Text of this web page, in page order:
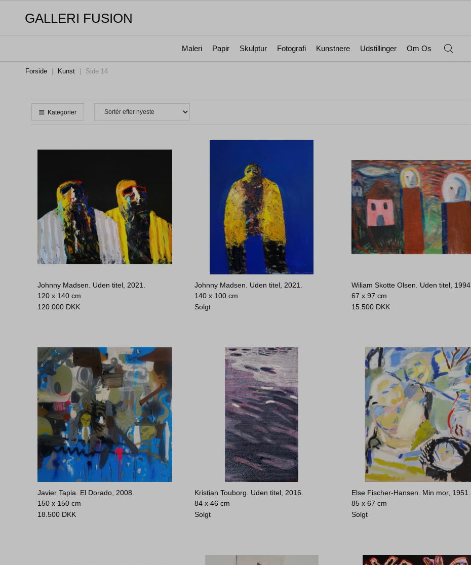
GALLERI FUSION
Maleri Papir Skulptur Fotografi Kunstnere Udstillinger Om Os
Forside Kunst Side 14
Kategorier
Johnny Madsen. Uden titel, 2021.
120 x 140 cm
120.000 DKK
Johnny Madsen. Uden titel, 2021.
140 x 100 cm
Solgt
Wiliam Skotte Olsen. Uden titel, 1994.
67 x 97 cm
15.500 DKK
Javier Tapia. El Dorado, 2008.
150 x 150 cm
18.500 DKK
Kristian Touborg. Uden titel, 2016.
84 x 46 cm
Solgt
Else Fischer-Hansen. Min mor, 1951.
85 x 67 cm
Solgt